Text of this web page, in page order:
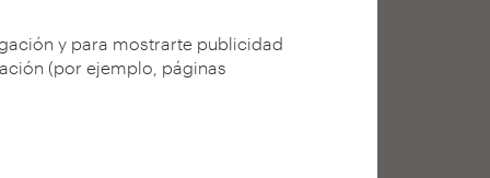
y para mostrarte publicidad
(por ejemplo, páginas